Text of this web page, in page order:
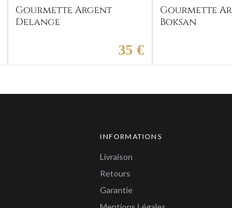
Gourmette Argent
Delange
35 €
Gourmette
Boksan
INFORMATIONS
Livraison
Retours
Garantie